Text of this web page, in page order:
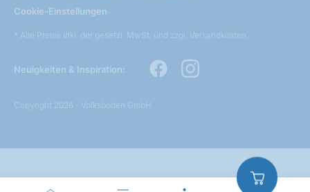
Cookie-Einstellungen
* Alle Preise inkl. der gesetzl. MwSt. und zzgl. Versandkosten
Neuigkeiten & Inspiration:
Copyright 2026 - Volksboden GmbH